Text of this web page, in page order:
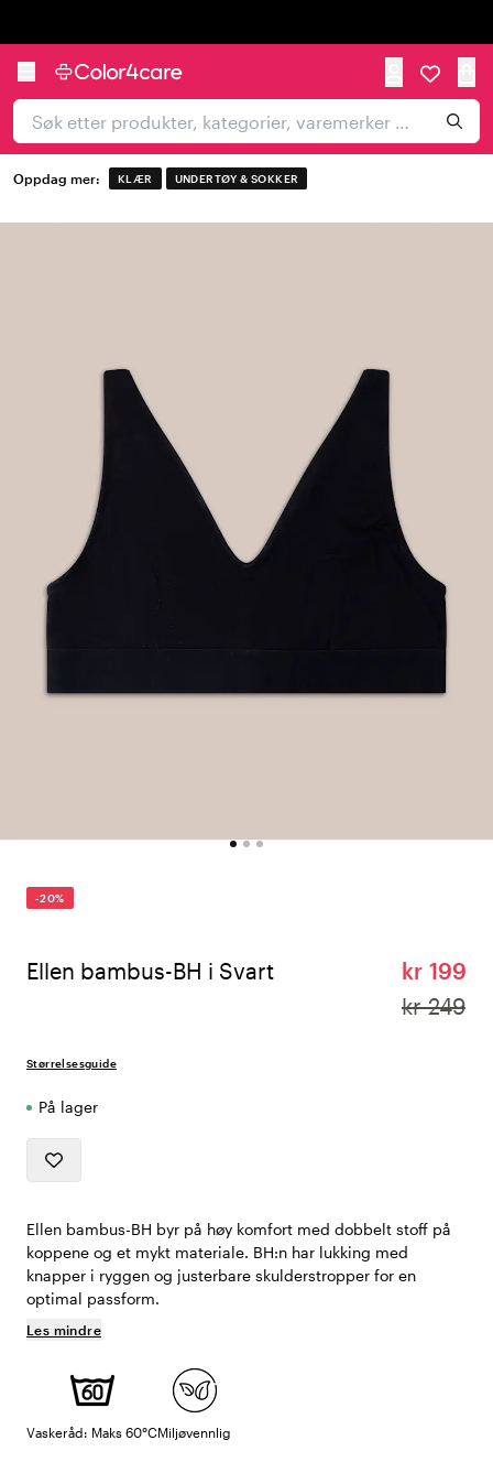
Oppdag mer: KLÆR UNDERTØY & SOKKER
-20%
Ellen bambus-BH i Svart
kr 199
kr 249
Størrelsesguide
På lager
Ellen bambus-BH byr på høy komfort med dobbelt stoff på
koppene og et mykt materiale. BH:n har lukking med
knapper i ryggen og justerbare skulderstropper for en
optimal passform.
Les mindre
Vaskeråd: Maks 60°CMiljøvennlig